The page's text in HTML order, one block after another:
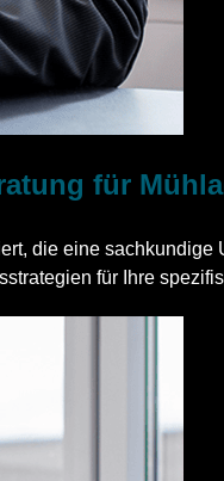
für
die eine
für Ihre